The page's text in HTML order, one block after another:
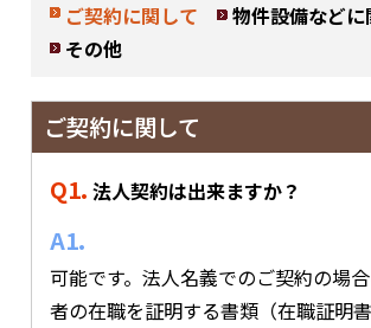
ご契約に関して
物件設備などに
その他
ご契約に関して
Q1. 法人契約は出来ますか？
A1.
可能です。法人名義でのご契約の場
者の在職を証明する書類（在職証明